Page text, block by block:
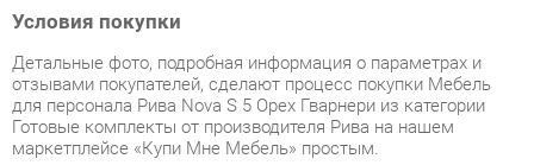
отзывами покупателей, сделают процесс покупки Мебель
для персонала Рива Nova S 5 Орех Гварнери из категории
Готовые комплекты от производителя Рива на нашем
маркетплейсе «Купи Мне Мебель» простым.
Наши команды отправляют заказы регулярно. Все товары,
доступные для отгрузки в Екатеринбурге, достигнут вас в
течение 48 часов после совершения покупки.